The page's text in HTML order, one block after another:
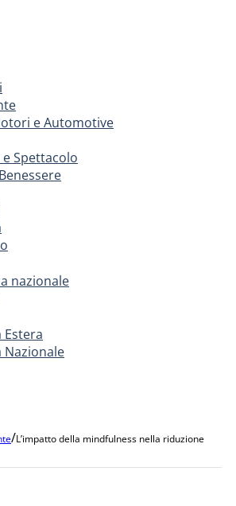
e Automotive
e Spettacolo
nazionale
Estera
Nazionale
/L’impatto della mindfulness nella riduzione